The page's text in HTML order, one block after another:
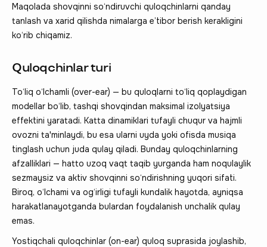
Maqolada shovqinni so‘ndiruvchi quloqchinlarni qanday
tanlash va xarid qilishda nimalarga e’tibor berish kerakligini
ko‘rib chiqamiz.
Quloqchinlar turi
To‘liq o‘lchamli (over-ear) — bu quloqlarni to‘liq qoplaydigan
modellar bo‘lib, tashqi shovqindan maksimal izolyatsiya
effektini yaratadi. Katta dinamiklari tufayli chuqur va hajmli
ovozni ta'minlaydi, bu esa ularni uyda yoki ofisda musiqa
tinglash uchun juda qulay qiladi. Bunday quloqchinlarning
afzalliklari — hatto uzoq vaqt taqib yurganda ham noqulaylik
sezmaysiz va aktiv shovqinni so‘ndirishning yuqori sifati.
Biroq, o‘lchami va og‘irligi tufayli kundalik hayotda, ayniqsa
harakatlanayotganda bulardan foydalanish unchalik qulay
emas.
Yostiqchali quloqchinlar (on-ear) quloq suprasida joylashib,